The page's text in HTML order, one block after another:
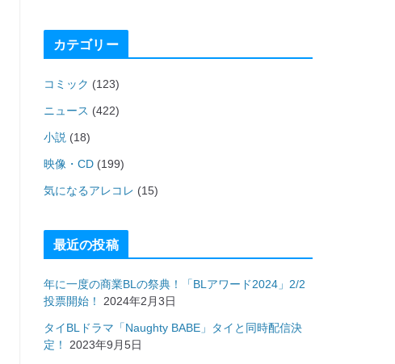
カテゴリー
コミック (123)
ニュース (422)
小説 (18)
映像・CD (199)
気になるアレコレ (15)
最近の投稿
年に一度の商業BLの祭典！「BLアワード2024」2/2
投票開始！
2024年2月3日
タイBLドラマ「Naughty BABE」タイと同時配信決
定！
2023年9月5日